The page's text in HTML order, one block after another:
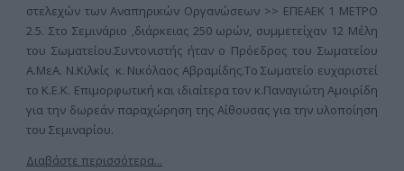
στελεχών των Αναπηρικών Οργανώσεων >> ΕΠΕΑΕΚ 1 ΜΕΤΡΟ
2.5. Στο Σεμινάριο ,διάρκειας 250 ωρών, συμμετείχαν 12 Μέλη
του Σωματείου.Συντονιστής ήταν ο Πρόεδρος του Σωματείου
Α.ΜεΑ. Ν.Κιλκίς κ. Νικόλαος Αβραμίδης.Το Σωματείο ευχαριστεί
το Κ.Ε.Κ. Επιμορφωτική και ιδιαίτερα τον κ.Παναγιώτη Αμοιρίδη
για την δωρεάν παραχώρηση της Αίθουσας για την υλοποίηση
του Σεμιναρίου.
Διαβάστε περισσότερα...